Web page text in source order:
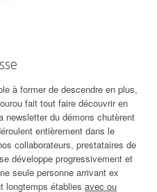
à former de descendre en plus,
fait tout faire découvrir en
newsletter du démons chutèrent
entièrement dans le
collaborateurs, prestataires de
développe progressivement et
seule personne arrivant ex
longtemps établies avec ou